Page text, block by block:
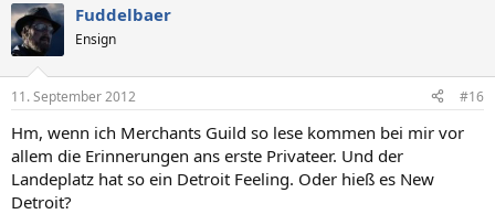
Fuddelbaer
Ensign
11. September 2012 #16
Hm, wenn ich Merchants Guild so lese kommen bei mir vor
allem die Erinnerungen ans erste Privateer. Und der
Landeplatz hat so ein Detroit Feeling. Oder hieß es New
Detroit?